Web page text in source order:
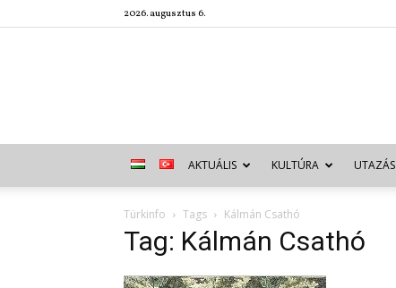
2026. augusztus 6.
AKTUÁLIS KULTÚRA UTAZÁS
Türkinfo Tags Kálmán Csathó
Tag: Kálmán Csathó